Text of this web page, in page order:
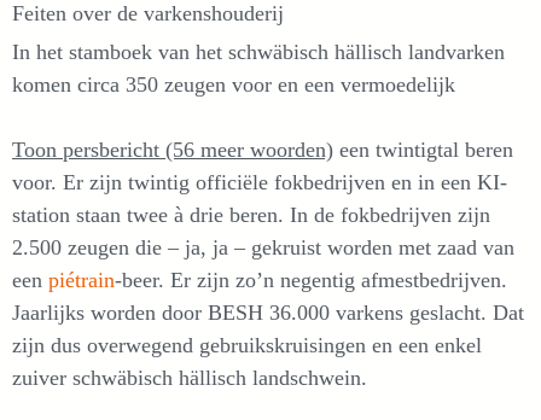
Feiten over de varkenshouderij
In het stamboek van het schwäbisch hällisch landvarken
komen circa 350 zeugen voor en een vermoedelijk
Toon persbericht (56 meer woorden) een twintigtal beren
voor. Er zijn twintig officiële fokbedrijven en in een KI-
station staan twee à drie beren. In de fokbedrijven zijn
2.500 zeugen die – ja, ja – gekruist worden met zaad van
een piétrain-beer. Er zijn zo’n negentig afmestbedrijven.
Jaarlijks worden door BESH 36.000 varkens geslacht. Dat
zijn dus overwegend gebruikskruisingen en een enkel
zuiver schwäbisch hällisch landschwein.